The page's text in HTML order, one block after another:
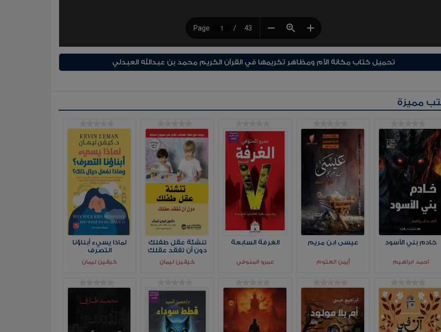
تحميل كتاب مكانة الأم ومظاهر تكريمها في القرآن الكريم محمد بن عبدالله العبدلي
مميزة
خادم بني الأسود
احمد ابراهيم
عيسى ابن مريم
أيمن العتوم
الغرفة السابعة
عمرو المنوفي
تنشئة عقل طفلك
دون أن تفقد عقلك
كيفين ليمان
لماذا يسيء أبناؤنا
التصرف
كيفين ليمان